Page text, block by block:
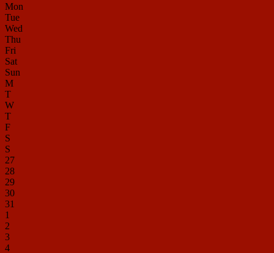
Mon
Tue
Wed
Thu
Fri
Sat
Sun
M
T
W
T
F
S
S
27
28
29
30
31
1
2
3
4